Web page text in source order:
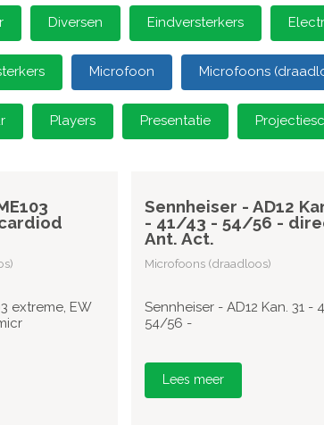
Diversen Eindversterkers
Microfoon Microfoons
Players Presentatie
extreme, EW
Sennheiser - AD12
- 41/43 - 54/56 -
Ant. Act.
Microfoons (draadloos)
Sennheiser - AD12 Kan. 31 -
54/56 -
Lees meer